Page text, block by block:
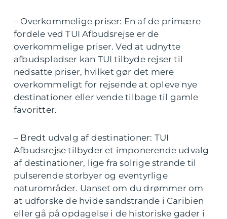
– Overkommelige priser: En af de primære
fordele ved TUI Afbudsrejse er de
overkommelige priser. Ved at udnytte
afbudspladser kan TUI tilbyde rejser til
nedsatte priser, hvilket gør det mere
overkommeligt for rejsende at opleve nye
destinationer eller vende tilbage til gamle
favoritter.
– Bredt udvalg af destinationer: TUI
Afbudsrejse tilbyder et imponerende udvalg
af destinationer, lige fra solrige strande til
pulserende storbyer og eventyrlige
naturområder. Uanset om du drømmer om
at udforske de hvide sandstrande i Caribien
eller gå på opdagelse i de historiske gader i